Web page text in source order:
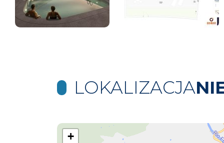
LOKALIZACJA
+